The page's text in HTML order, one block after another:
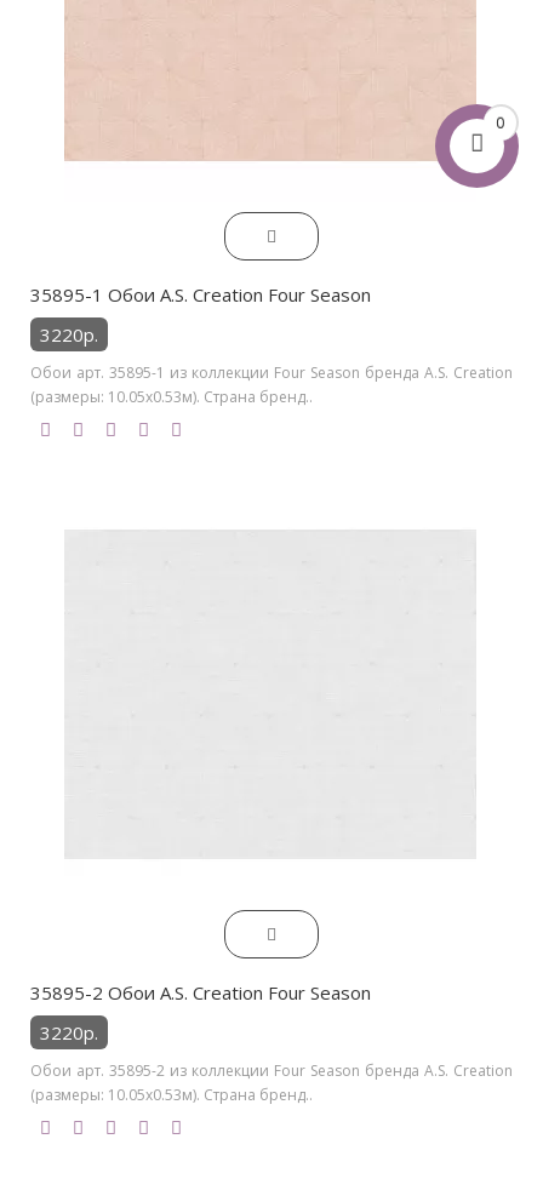
0
35895-1 Обои A.S. Creation Four Season
3220р.
Обои арт. 35895-1 из коллекции Four Season бренда A.S. Creation
(размеры: 10.05х0.53м). Страна бренд..
35895-2 Обои A.S. Creation Four Season
3220р.
Обои арт. 35895-2 из коллекции Four Season бренда A.S. Creation
(размеры: 10.05х0.53м). Страна бренд..